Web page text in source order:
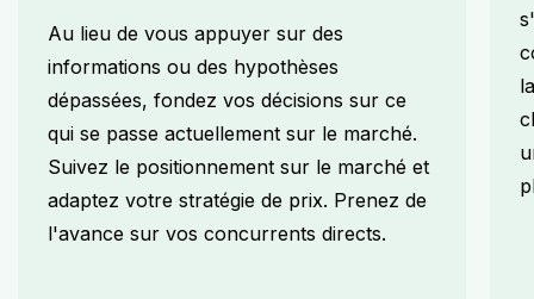
Au lieu de vous appuyer sur des
informations ou des hypothèses
dépassées, fondez vos décisions sur ce
qui se passe actuellement sur le marché.
Suivez le positionnement sur le marché et
adaptez votre stratégie de prix. Prenez de
l'avance sur vos concurrents directs.